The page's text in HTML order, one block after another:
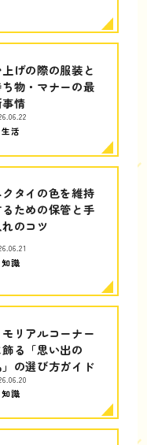
げの際の服装と
物・マナーの最
情
生活
タイの色を維持
ための保管と手
のコツ
知識
モリアルコーナー
飾る「思い出の
の選び方ガイド
知識